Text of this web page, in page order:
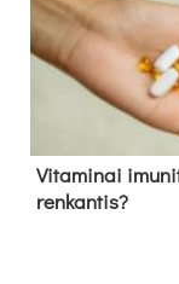
Vitaminai
renkantis?